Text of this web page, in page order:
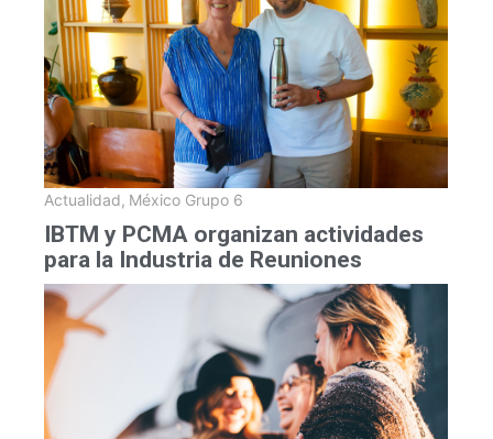
Actualidad, México Grupo 6
IBTM y PCMA organizan actividades
para la Industria de Reuniones